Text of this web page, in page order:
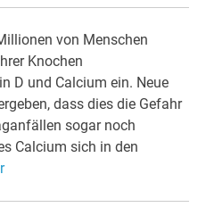
von Menschen
Knochen
D und Calcium ein. Neue
dass dies die Gefahr
sogar noch
Calcium sich in den